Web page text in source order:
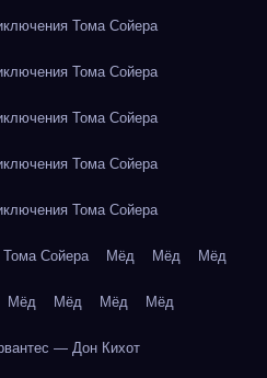
Тома Сойера
Тома Сойера
Тома Сойера
Тома Сойера
Тома Сойера
Сойера Мёд Мёд Мёд
Мёд Мёд Мёд Мёд
— Дон Кихот